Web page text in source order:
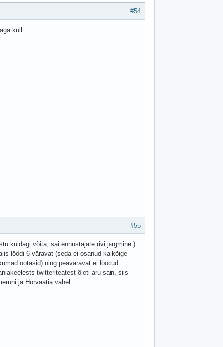
#54
küll.
#55
kuidagi võita, sai ennustajate rivi järgmine:)
löödi 6 väravat (seda ei osanud ka kõige
ootasid) ning peaväravat ei löödud.
twitteriteatest õieti aru sain, siis
ja Horvaatia vahel.